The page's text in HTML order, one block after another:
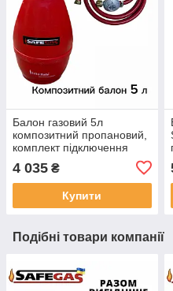
Балон газовий 5л
композитний пропановий,
комплект підключення
4 035 ₴
Купити
Подібні товари компанії